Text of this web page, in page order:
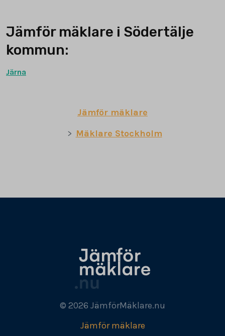
Jämför mäklare i Södertälje
kommun:
Järna
Jämför mäklare
Mäklare Stockholm
© 2026 JämförMäklare.nu
Jämför mäklare